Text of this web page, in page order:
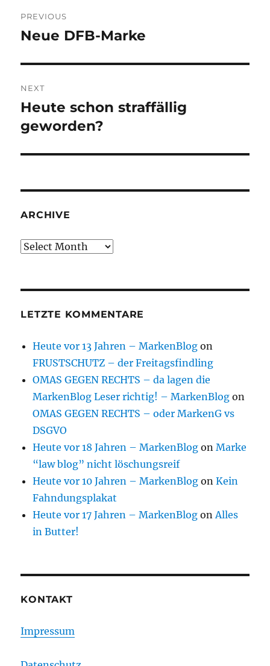
navigation
PREVIOUS
Previous
Neue DFB-Marke
NEXT
Next
post:
Heute schon straffällig
geworden?
ARCHIVE
Archive
LETZTE KOMMENTARE
Heute vor 13 Jahren – MarkenBlog on
FRUSTSCHUTZ – der Freitagsfindling
OMAS GEGEN RECHTS – da lagen die
MarkenBlog Leser richtig! – MarkenBlog on
OMAS GEGEN RECHTS – oder MarkenG vs
DSGVO
Heute vor 18 Jahren – MarkenBlog onMarke
“law blog” nicht löschungsreif
Heute vor 10 Jahren – MarkenBlog onKein
Fahndungsplakat
Heute vor 17 Jahren – MarkenBlog onAlles
in Butter!
KONTAKT
Impressum